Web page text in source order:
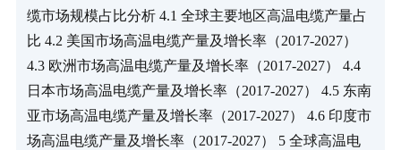
缆市场规模占比分析 4.1 全球主要地区高温电缆产量占
比 4.2 美国市场高温电缆产量及增长率（2017-2027）
4.3 欧洲市场高温电缆产量及增长率（2017-2027） 4.4
日本市场高温电缆产量及增长率（2017-2027） 4.5 东南
亚市场高温电缆产量及增长率（2017-2027） 4.6 印度市
场高温电缆产量及增长率（2017-2027） 5 全球高温电